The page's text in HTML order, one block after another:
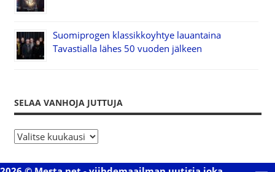
Suomiprogen klassikkoyhtye lauantaina
Tavastialla lähes 50 vuoden jälkeen
SELAA VANHOJA JUTTUJA
S
l